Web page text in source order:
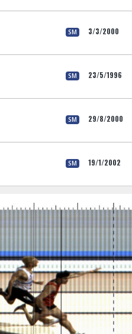
SM 3/3/2000
SM 23/5/1996
SM 29/8/2000
SM 19/1/2002